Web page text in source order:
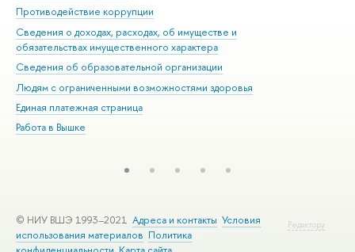
Противодействие коррупции
Сведения о доходах, расходах, об имуществе и
обязательствах имущественного характера
Сведения об образовательной организации
Людям с ограниченными возможностями здоровья
Единая платежная страница
Работа в Вышке
Редактору
© НИУ ВШЭ 1993–2021 Адреса и контакты Условия
использования материалов Политика